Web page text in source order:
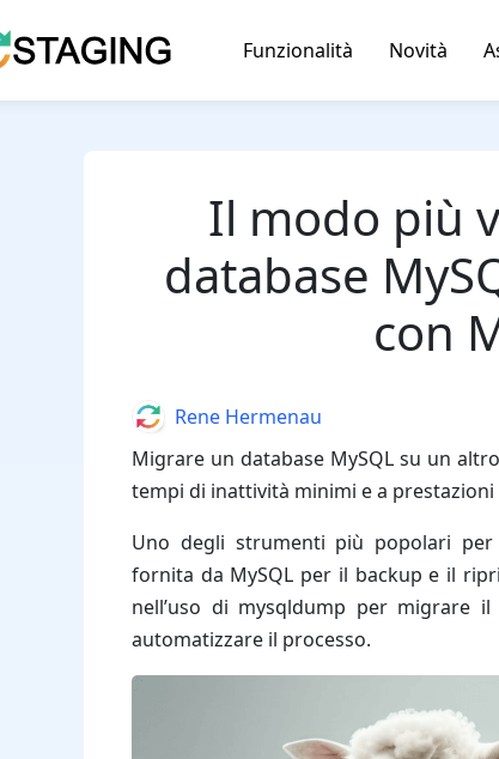
Funzionalità Novità
Il modo più
database
con
Migrare un database MySQL su un
tempi di inattività minimi e a prestazioni
Uno degli strumenti più popolari per
fornita da MySQL per il backup e il
nell’uso di mysqldump per migrare
automatizzare il processo.
AuthorRene Hermenau